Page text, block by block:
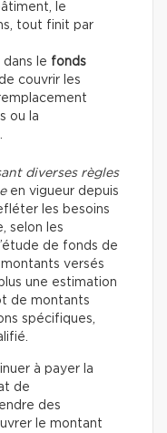
le
tout finit par
dans le fonds
couvrir les
ou la
diverses règles
en vigueur depuis
les besoins
selon les
de fonds de
versés
une estimation
de montants
spécifiques,
à payer la
de
des
le montant